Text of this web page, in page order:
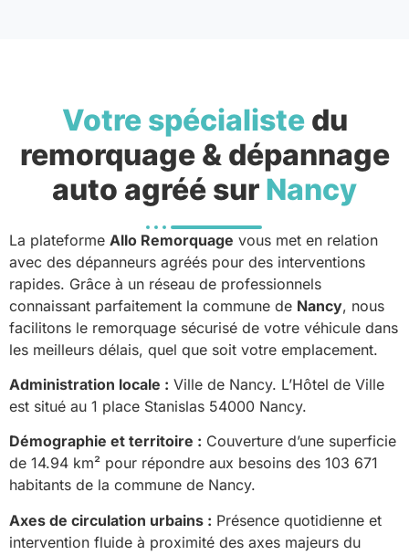
Votre spécialistedu
remorquage & dépannage
auto agréé sur Nancy
La plateforme Allo Remorquage vous met en relation
avec des dépanneurs agréés pour des interventions
rapides. Grâce à un réseau de professionnels
connaissant parfaitement la commune de Nancy, nous
facilitons le remorquage sécurisé de votre véhicule dans
les meilleurs délais, quel que soit votre emplacement.
Administration locale : Ville de Nancy. L’Hôtel de Ville
est situé au 1 place Stanislas 54000 Nancy.
Démographie et territoire : Couverture d’une superficie
de 14.94 km² pour répondre aux besoins des 103 671
habitants de la commune de Nancy.
Axes de circulation urbains : Présence quotidienne et
intervention fluide à proximité des axes majeurs du